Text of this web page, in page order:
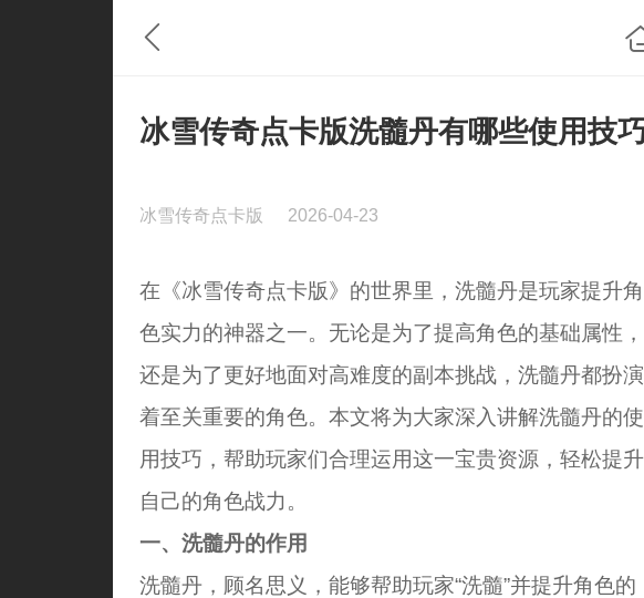
冰雪传奇点卡版洗髓丹有哪些使用技
冰雪传奇点卡版 2026-04-23
在《冰雪传奇点卡版》的世界里，洗髓丹是玩家提升角
色实力的神器之一。无论是为了提高角色的基础属性，
还是为了更好地面对高难度的副本挑战，洗髓丹都扮演
着至关重要的角色。本文将为大家深入讲解洗髓丹的使
用技巧，帮助玩家们合理运用这一宝贵资源，轻松提升
自己的角色战力。
一、洗髓丹的作用
洗髓丹，顾名思义，能够帮助玩家“洗髓”并提升角色的